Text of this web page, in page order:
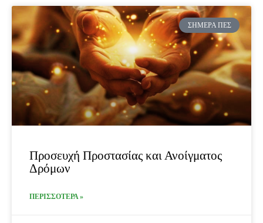
ΣΉΜΕΡΑ ΠΕΣ
Προσευχή Προστασίας και Ανοίγματος
Δρόμων
ΠΕΡΙΣΣΟΤΕΡΑ »